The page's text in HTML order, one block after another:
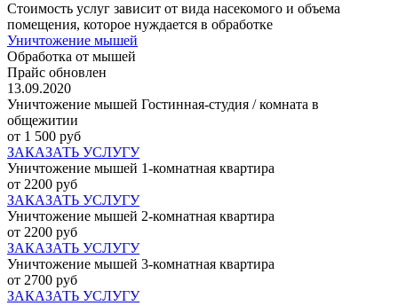
Стоимость услуг зависит от вида насекомого и объема
помещения, которое нуждается в обработке
Уничтожение мышей
Обработка от мышей
Прайс обновлен
13.09.2020
Уничтожение мышей Гостинная-студия / комната в
общежитии
от 1 500 руб
ЗАКАЗАТЬ УСЛУГУ
Уничтожение мышей 1-комнатная квартира
от 2200 руб
ЗАКАЗАТЬ УСЛУГУ
Уничтожение мышей 2-комнатная квартира
от 2200 руб
ЗАКАЗАТЬ УСЛУГУ
Уничтожение мышей 3-комнатная квартира
от 2700 руб
ЗАКАЗАТЬ УСЛУГУ